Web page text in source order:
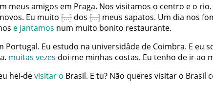
meus amigos em Praga. Nos visitamos o centro e o rio.
novos. Eu muito dos meus sapatos. Um dia nos
e jantamos num muito bonito restaurante.
Portugal. Eu estudo na universidâde de Coimbra. E eu
. muitas vezes doi-me minhas costas. Eu tenho de irao
hei-devisitar o Brasil. E tu? Não queres visitar o Brasil